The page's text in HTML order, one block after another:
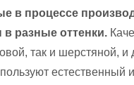
в процессе
разные оттенки.
так и шерстяной,
естественный